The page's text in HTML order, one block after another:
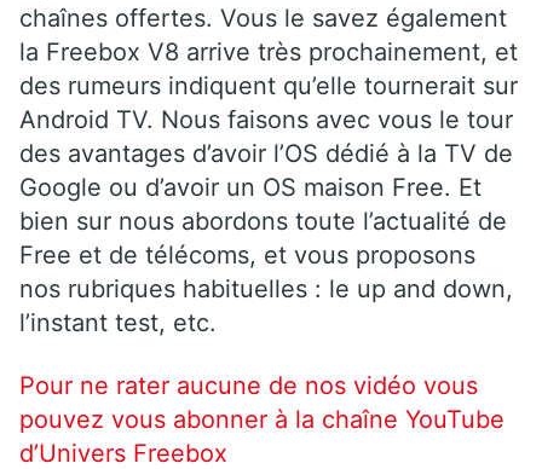
chaînes offertes. Vous le savez également
la Freebox V8 arrive très prochainement, et
des rumeurs indiquent qu’elle tournerait sur
Android TV. Nous faisons avec vous le tour
des avantages d’avoir l’OS dédié à la TV de
Google ou d’avoir un OS maison Free. Et
bien sur nous abordons toute l’actualité de
Free et de télécoms, et vous proposons
nos rubriques habituelles : le up and down,
l’instant test, etc.
Pour ne rater aucune de nos vidéo vous
pouvez vous abonner à la chaîne YouTube
d’Univers Freebox